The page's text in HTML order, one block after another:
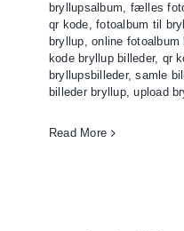
bryllupsalbum, fælles
qr kode,fotoalbum til
bryllup,online fotoalbum
kode bryllup billeder, qr
bryllupsbilleder,samle
billeder bryllup,upload
Read More